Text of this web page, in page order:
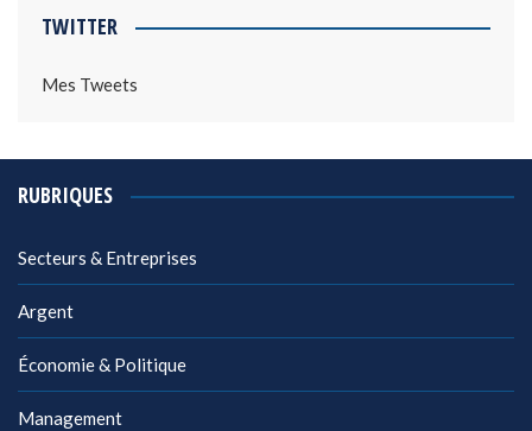
TWITTER
Mes Tweets
RUBRIQUES
Secteurs & Entreprises
Argent
Économie & Politique
Management